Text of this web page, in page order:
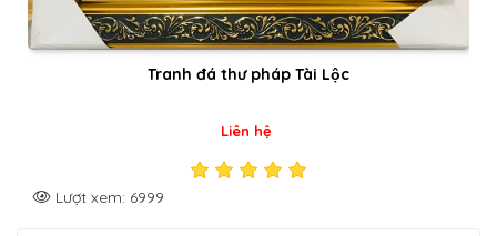
Bộ đá thư pháp Tâm Trí Đức
Liên hệ
Lượt xem: 5219